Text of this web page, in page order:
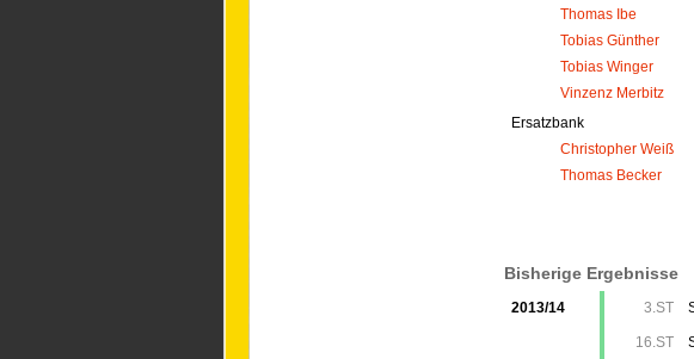
Thomas Ibe
Tobias Günther
Tobias Winger
Vinzenz Merbitz
Ersatzbank
Christopher Weiß
Thomas Becker
Bisherige Ergebnisse
2013/14 3.ST
16.ST